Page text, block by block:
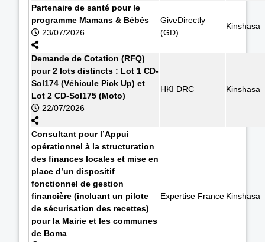
Partenaire de santé pour le
programme Mamans & Bébés
23/07/2026
GiveDirectly
(GD)
Kinshasa
Demande de Cotation (RFQ)
pour 2 lots distincts : Lot 1 CD-
Sol174 (Véhicule Pick Up) et
Lot 2 CD-Sol175 (Moto)
22/07/2026
HKI DRC Kinshasa
Consultant pour l’Appui
opérationnel à la structuration
des finances locales et mise en
place d’un dispositif
fonctionnel de gestion
financière (incluant un pilote
de sécurisation des recettes)
pour la Mairie et les communes
de Boma
Expertise France Kinshasa